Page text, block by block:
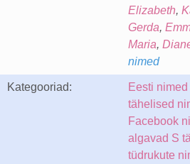
Elizabeth,
Gerda,
Maria,
nimed
Kategooriad: Eesti nimed
tähelised
Facebook
algavad S
tüdrukute